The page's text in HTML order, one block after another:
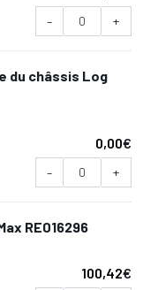
- +
du châssis Log
0,00€
- +
RE016296
100,42€